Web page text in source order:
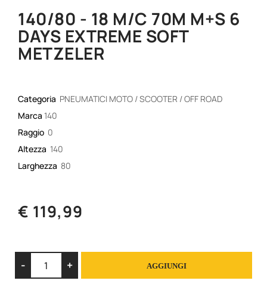
140/80 - 18 M/C 70M M+S 6
DAYS EXTREME SOFT
METZELER
Categoria PNEUMATICI MOTO / SCOOTER / OFF ROAD
Marca 140
Raggio 0
Altezza 140
Larghezza 80
€ 119,99
AGGIUNGI